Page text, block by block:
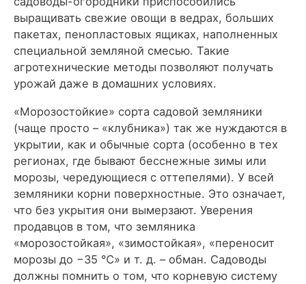
выращивать свежие овощи в ведрах, больших
пакетах, пенопластовых ящиках, наполненных
специальной земляной смесью. Такие
агротехнические методы позволяют получать
урожай даже в домашних условиях.
«Морозостойкие» сорта садовой земляники
(чаще просто – «клубника») так же нуждаются в
укрытии, как и обычные сорта (особенно в тех
регионах, где бывают бесснежные зимы или
морозы, чередующиеся с оттепелями). У всей
земляники корни поверхностные. Это означает,
что без укрытия они вымерзают. Уверения
продавцов в том, что земляника
«морозостойкая», «зимостойкая», «переносит
морозы до −35 ℃» и т. д. – обман. Садоводы
должны помнить о том, что корневую систему